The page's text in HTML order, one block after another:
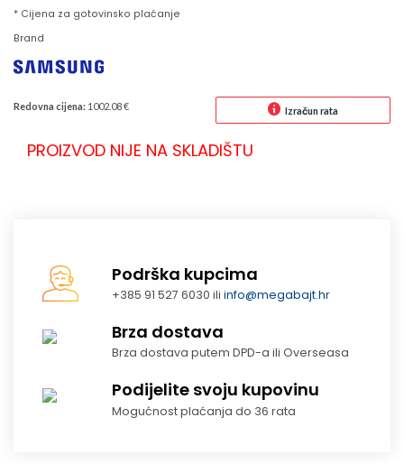
* Cijena za gotovinsko plaćanje
Brand
Redovna cijena: 1002.08 € Izračun rata
PROIZVOD NIJE NA SKLADIŠTU
Podrška kupcima
+385 91 527 6030 iliinfo@megabajt.hr
Brza dostava
Brza dostava putem DPD-a ili Overseasa
Podijelite svoju kupovinu
Mogućnost plaćanja do 36 rata